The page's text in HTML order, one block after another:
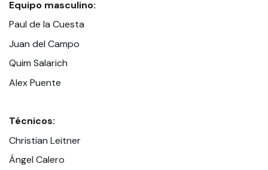
Equipo masculino:
Paul de la Cuesta
Juan del Campo
Quim Salarich
Alex Puente
Técnicos:
Christian Leitner
Ángel Calero